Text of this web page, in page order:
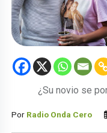
¿Su novio se
Por Radio Onda Cero